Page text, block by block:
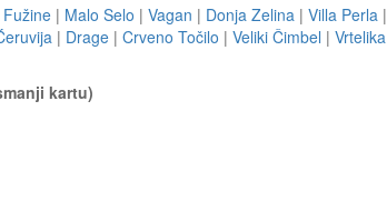
Fužine | Malo Selo | Vagan | Donja Zelina | Villa Perla |
| Drage | Crveno Točilo | Veliki Čimbel | Vrtelika
kartu)